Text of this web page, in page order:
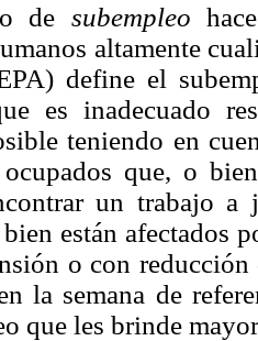
de subempleo
altamente
define el
es inadecuado
teniendo en
que, o
un trabajo a
están afectados
o con
la semana de
que les brinde